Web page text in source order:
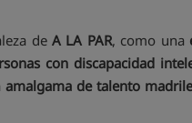
de A LA PAR, como una
con discapacidad
amalgama de talento